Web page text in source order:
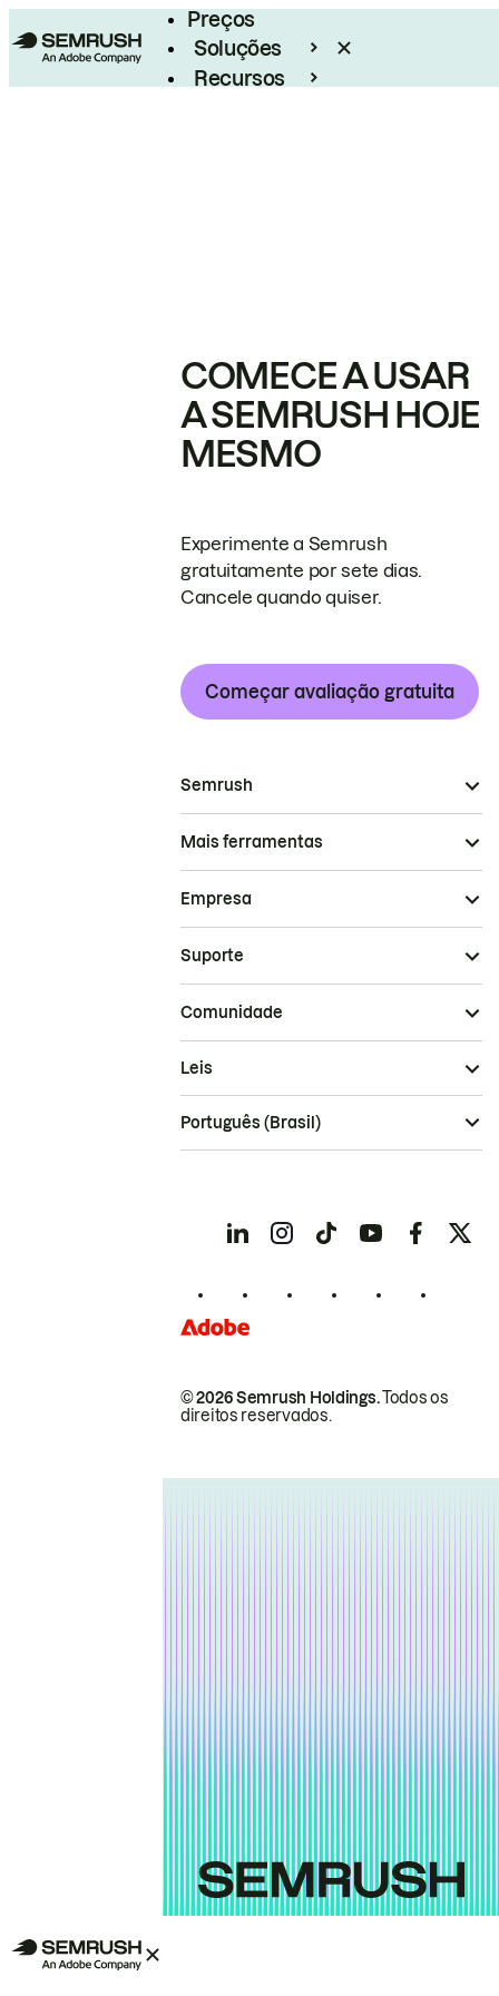
Preços
Soluções
Recursos
COMECE A USAR
A SEMRUSH HOJE
MESMO
Experimente a Semrush
gratuitamente por sete dias.
Cancele quando quiser.
Começar avaliação gratuita
Semrush
Mais ferramentas
Empresa
Suporte
Comunidade
© 2026 Semrush Holdings.Todos os
direitos reservados.
Leis
Português (Brasil)